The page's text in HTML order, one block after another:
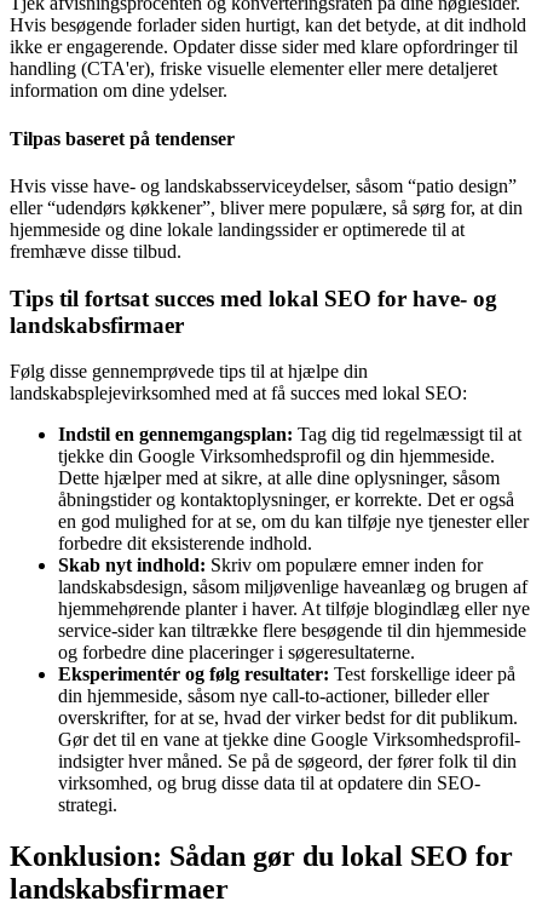
Hvis besøgende forlader siden hurtigt, kan det betyde, at dit indhold
ikke er engagerende. Opdater disse sider med klare opfordringer til
handling (CTA'er), friske visuelle elementer eller mere detaljeret
information om dine ydelser.
Tilpas baseret på tendenser
Hvis visse have- og landskabsserviceydelser, såsom “patio design”
eller “udendørs køkkener”, bliver mere populære, så sørg for, at din
hjemmeside og dine lokale landingssider er optimerede til at
fremhæve disse tilbud.
Tips til fortsat succes med lokal SEO for have- og
landskabsfirmaer
Følg disse gennemprøvede tips til at hjælpe din
landskabsplejevirksomhed med at få succes med lokal SEO:
Indstil en gennemgangsplan: Tag dig tid regelmæssigt til at
tjekke din Google Virksomhedsprofil og din hjemmeside.
Dette hjælper med at sikre, at alle dine oplysninger, såsom
åbningstider og kontaktoplysninger, er korrekte. Det er også
en god mulighed for at se, om du kan tilføje nye tjenester eller
forbedre dit eksisterende indhold.
Skab nyt indhold: Skriv om populære emner inden for
landskabsdesign, såsom miljøvenlige haveanlæg og brugen af
hjemmehørende planter i haver. At tilføje blogindlæg eller nye
service-sider kan tiltrække flere besøgende til din hjemmeside
og forbedre dine placeringer i søgeresultaterne.
Eksperimentér og følg resultater: Test forskellige ideer på
din hjemmeside, såsom nye call-to-actioner, billeder eller
overskrifter, for at se, hvad der virker bedst for dit publikum.
Gør det til en vane at tjekke dine Google Virksomhedsprofil-
indsigter hver måned. Se på de søgeord, der fører folk til din
virksomhed, og brug disse data til at opdatere din SEO-
strategi.
Konklusion: Sådan gør du lokal SEO for
landskabsfirmaer